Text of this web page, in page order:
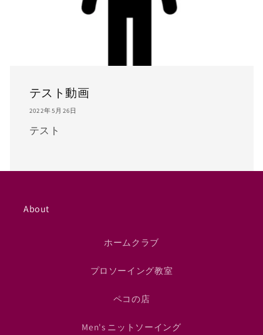
テスト動画
2022年5月26日
テスト
About
ホームクラブ
プロソーイング教室
ペコの店
Men's ニットソーイング